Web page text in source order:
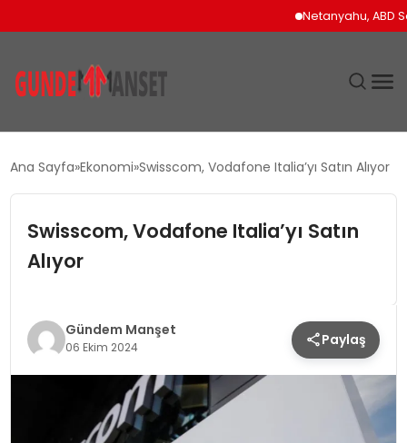
Netanyahu, ABD
EKONOMI
TEKNOLOJI
Ana Sayfa Ekonomi Swisscom, Vodafone Italia’yı Satın Alıyor
Swisscom, Vodafone Italia’yı Satın
Alıyor
Gündem Manşet
06 Ekim 2024 Paylaş